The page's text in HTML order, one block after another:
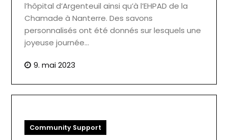
l’hôpital d’Argenteuil ainsi qu’à l’EHPAD de la
Chamade à Nanterre. Des savons
personnalisés ont été donnés sur lesquels une
joyeuse journée…
9. mai 2023
Community Support